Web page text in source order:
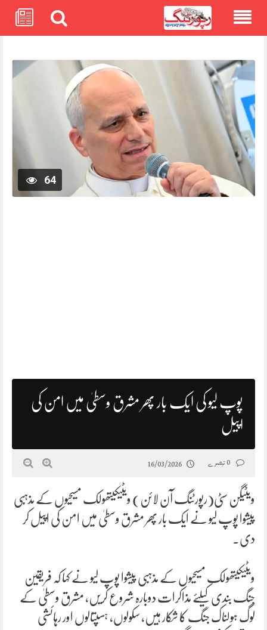
64
پوپ لیو کی ایک بار پھر مشرق وسطیٰ میں امن کی
اپیل
16/03/2026
ویٹیگن سٹی(رپورٹنگ آن لائن) ویٹیکیتھولک مسیحیوں کے مذہبی
پیشوا پوپ لیو نے ایک بار پھر مشرق وسطیٰ میں امن کی اپیل کر
دی۔
ویٹیکیتھولک مسیحیوں کے مذہبی پیشوا پوپ لیو نے کہا کہ فریقین
جنگ بندی کیلئے مذاکرات دوبارہ شروع کریں، مشرق وسطیٰ کے
لوگ ہولناک جنگ کا شکار ہیں، سکولوں، ہسپتالوں اور رہائشی